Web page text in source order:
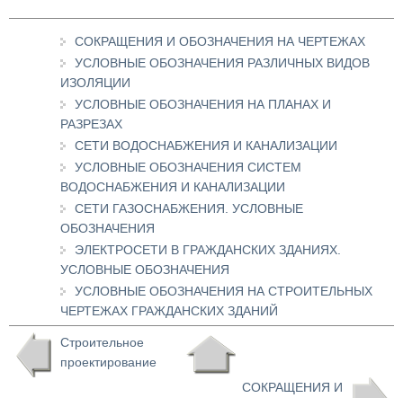
СОКРАЩЕНИЯ И ОБОЗНАЧЕНИЯ НА ЧЕРТЕЖАХ
УСЛОВНЫЕ ОБОЗНАЧЕНИЯ РАЗЛИЧНЫХ ВИДОВ
ИЗОЛЯЦИИ
УСЛОВНЫЕ ОБОЗНАЧЕНИЯ НА ПЛАНАХ И
РАЗРЕЗАХ
СЕТИ ВОДОСНАБЖЕНИЯ И КАНАЛИЗАЦИИ
УСЛОВНЫЕ ОБОЗНАЧЕНИЯ СИСТЕМ
ВОДОСНАБЖЕНИЯ И КАНАЛИЗАЦИИ
СЕТИ ГАЗОСНАБЖЕНИЯ. УСЛОВНЫЕ
ОБОЗНАЧЕНИЯ
ЭЛЕКТРОСЕТИ В ГРАЖДАНСКИХ ЗДАНИЯХ.
УСЛОВНЫЕ ОБОЗНАЧЕНИЯ
УСЛОВНЫЕ ОБОЗНАЧЕНИЯ НА СТРОИТЕЛЬНЫХ
ЧЕРТЕЖАХ ГРАЖДАНСКИХ ЗДАНИЙ
Строительное
проектирование
СОКРАЩЕНИЯ И